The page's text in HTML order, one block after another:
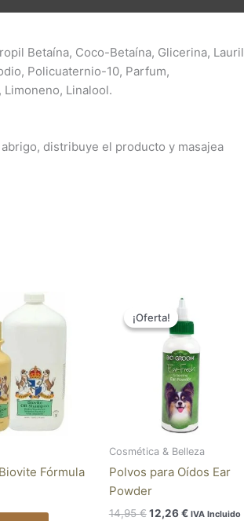
Betaína, Coco-Betaína, Glicerina, Lauril
Policuaternio-10, Parfum,
Linalool.
distribuye el producto y masajea
Fórmula
¡Oferta!
¡Oferta!
Cosmética & Belleza
Polvos para Oídos Ear
Powder
14,95€
precio
original
14,95 €.
12,26€
actual
es:
12,26 €.
IVA Incluido